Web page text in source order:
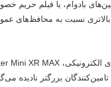
نسبت به محافظ‌های
بزرگتر نادیده